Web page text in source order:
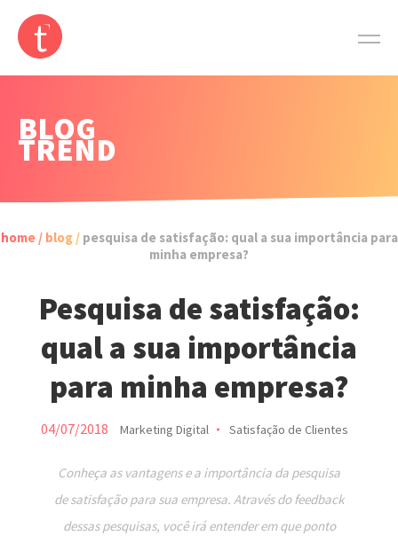
BLOG
TREND
home / blog /pesquisa de satisfação: qual a sua importância para
minha empresa?
Pesquisa de satisfação:
qual a sua importância
para minha empresa?
04/07/2018 Marketing Digital Satisfação de Clientes
Conheça as vantagens e a importância da pesquisa
de satisfação para sua empresa. Através do feedback
dessas pesquisas, você irá entender em que ponto